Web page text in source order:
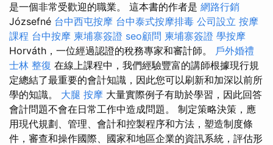
是一個非常受歡迎的職業。 這本書的作者是 網路行銷
Józsefné 台中西屯按摩 台中泰式按摩排毒 公司設立 按摩
課程 台中按摩 柬埔寨簽證 seo顧問 柬埔寨簽證 學按摩
Horváth，一位經過認證的稅務專家和審計師。 戶外婚禮
士林 整復 在線上課程中，我們經驗豐富的講師根據現行規
定總結了最重要的會計知識，因此您可以刷新和加深以前所
學的知識。 大腿 按摩 大量實際例子有助於學習，因此回答
會計問題不會在日常工作中造成問題。 制定策略決策，應
用現代規劃、管理、會計和控製程序和方法，塑造制度條
件，審查和操作國際、國家和地區企業的資訊系統，評估形